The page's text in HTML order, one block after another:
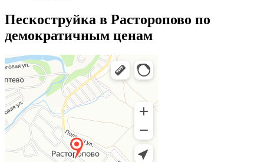
Пескоструйка в Расторопово по
демократичным ценам